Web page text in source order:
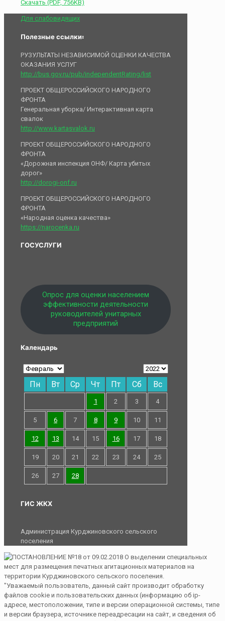
Скачать (PDF, 756KB)
Для слабовидящих
Полезные ссылки:
РУЗУЛЬТАТЫ НЕЗАВИСИМОЙ ОЦЕНКИ КАЧЕСТВА
ОКАЗАНИЯ УСЛУГ
http://bus.gov.ru/pub/independentRating/list
ПРОЕКТ ОБЩЕРОССИЙСКОГО НАРОДНОГО
ФРОНТА
Генеральная уборка/ Интерактивная карта
свалок
http://www.kartasvalok.ru
ПРОЕКТ ОБЩЕРОССИЙСКОГО НАРОДНОГО
ФРОНТА
«Дорожная инспекция ОНФ/ Карта убитых
дорог»
http://dorogi-onf.ru
ПРОЕКТ ОБЩЕРОССИЙСКОГО НАРОДНОГО
ФРОНТА
«Народная оценка качества»
https://narocenka.ru
ГОСУСЛУГИ
Опрос для оценки населением
эффективности деятельности
руководителей унитарных
предприятий
Календарь
Пн Вт Ср Чт Пт Сб Вс
1 2 3 4
5 6 7 8 9 10 11
12 13 14 15 16 17 18
19 20 21 22 23 24 25
26 27 28
ГИС ЖКХ
Администрация Курджиновского сельского
поселения
"Уважаемый пользователь, данный сайт производит обработку
файлов cookie и пользовательских данных (информацию об ip-
адресе, местоположении, типе и версии операционной системы, типе
и версии браузера, источнике переадресации на сайт, и сведения об